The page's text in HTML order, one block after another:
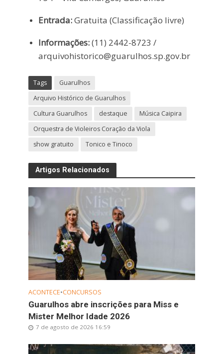
Entrada:Gratuita (Classificação livre)
Informações:(11) 2442-8723 /
arquivohistorico@guarulhos.sp.gov.br
Tags
Guarulhos
Arquivo Histórico de Guarulhos
Cultura Guarulhos
destaque
Música Caipira
Orquestra de Violeiros Coração da Viola
show gratuito
Tonico e Tinoco
Artigos Relacionados
ACONTECE•CONCURSOS
Guarulhos abre inscrições para Miss e
Mister Melhor Idade 2026
7 de agosto de 2026 16:59